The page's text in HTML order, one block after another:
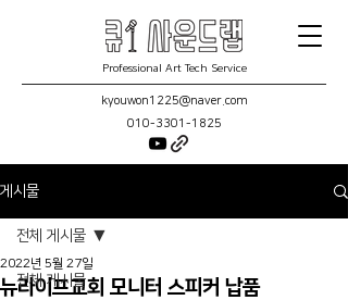
Professional Art Tech Service
kyouwon1225@naver.com
010-3301-1825
게시물
전체 게시물
전체 게시물
뉴라이프교회 모니터 스피커 납품
2022년 5월 27일